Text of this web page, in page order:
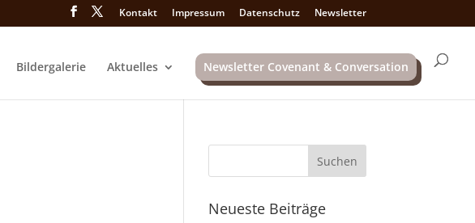
Kontakt Impressum Datenschutz Newsletter
Bildergalerie Aktuelles Newsletter Covenant & Conversation
Neueste Beiträge